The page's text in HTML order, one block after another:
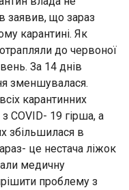
заявив, що зараз
карантині. Як
до червоної
За 14 днів
зменшувалася.
карантинних
COVID- 19 гірша, а
збільшилася в
це нестача ліжок
медичну
проблему з